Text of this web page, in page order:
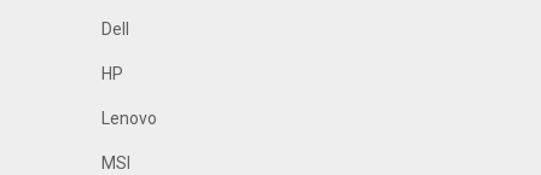
Dell
HP
Lenovo
MSI